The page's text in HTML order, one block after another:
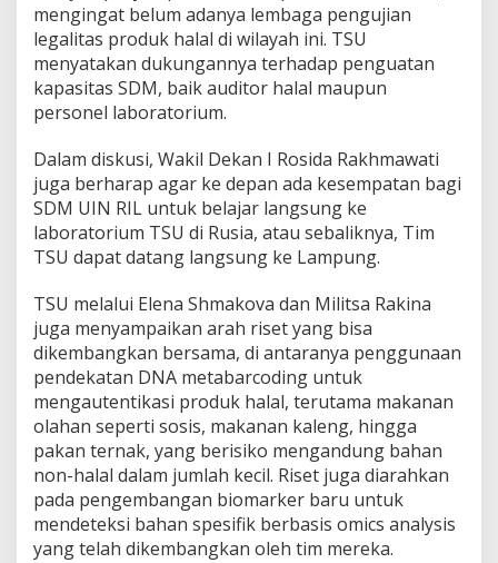
mengingat belum adanya lembaga pengujian
legalitas produk halal di wilayah ini. TSU
menyatakan dukungannya terhadap penguatan
kapasitas SDM, baik auditor halal maupun
personel laboratorium.
Dalam diskusi, Wakil Dekan I Rosida Rakhmawati
juga berharap agar ke depan ada kesempatan bagi
SDM UIN RIL untuk belajar langsung ke
laboratorium TSU di Rusia, atau sebaliknya, Tim
TSU dapat datang langsung ke Lampung.
TSU melalui Elena Shmakova dan Militsa Rakina
juga menyampaikan arah riset yang bisa
dikembangkan bersama, di antaranya penggunaan
pendekatan DNA metabarcoding untuk
mengautentikasi produk halal, terutama makanan
olahan seperti sosis, makanan kaleng, hingga
pakan ternak, yang berisiko mengandung bahan
non-halal dalam jumlah kecil. Riset juga diarahkan
pada pengembangan biomarker baru untuk
mendeteksi bahan spesifik berbasis omics analysis
yang telah dikembangkan oleh tim mereka.